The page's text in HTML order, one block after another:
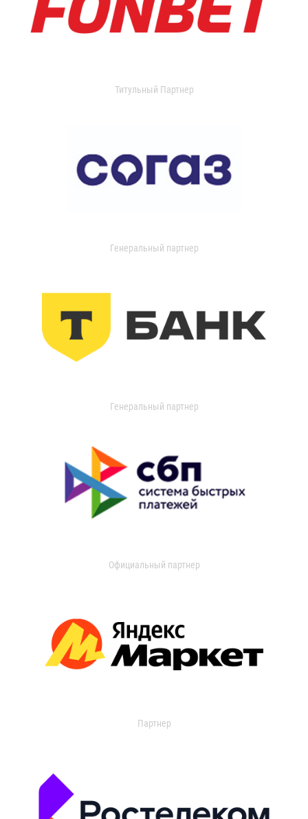
Титульный Партнер
Генеральный партнер
Генеральный партнер
Официальный партнер
Партнер